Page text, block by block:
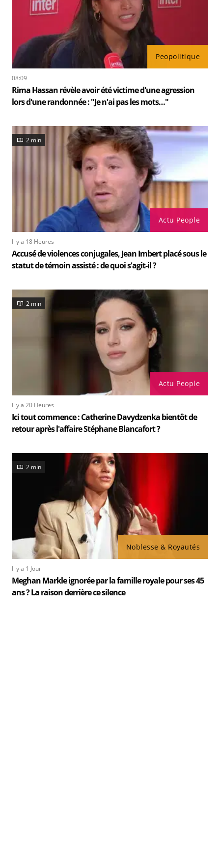
Peopolitique
08:09
Rima Hassan révèle avoir été victime d'une agression
lors d'une randonnée : "Je n'ai pas les mots…"
Actu People
2 min
Il y a 18 Heures
Accusé de violences conjugales, Jean Imbert placé sous le
statut de témoin assisté : de quoi s'agit-il ?
Actu People
2 min
Il y a 20 Heures
Ici tout commence : Catherine Davydzenka bientôt de
retour après l'affaire Stéphane Blancafort ?
Noblesse & Royautés
2 min
Il y a 1 Jour
Meghan Markle ignorée par la famille royale pour ses 45
ans ? La raison derrière ce silence